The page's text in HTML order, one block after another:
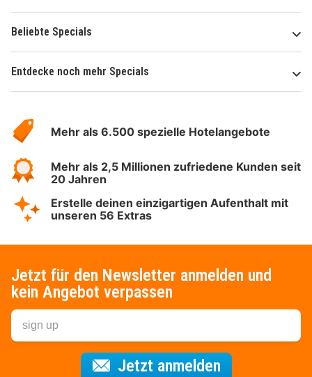
Beliebte Specials
Entdecke noch mehr Specials
Hotelspecials
Mehr als 6.500 spezielle Hotelangebote
Mehr als 2,5 Millionen zufriedene Kunden seit
20 Jahren
Erstelle deinen einzigartigen Aufenthalt mit
unseren 56 Extras
Jetzt für den Newsletter anmelden und
kein Angebot verpassen
Jetzt anmeldenFür den